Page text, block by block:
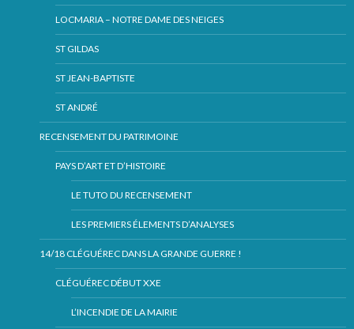
LOCMARIA – NOTRE DAME DES NEIGES
ST GILDAS
ST JEAN-BAPTISTE
ST ANDRÉ
RECENSEMENT DU PATRIMOINE
PAYS D’ART ET D’HISTOIRE
LE TUTO DU RECENSEMENT
LES PREMIERS ÉLEMENTS D’ANALYSES
14/18 CLÉGUÉREC DANS LA GRANDE GUERRE !
CLÉGUÉREC DÉBUT XXE
L’INCENDIE DE LA MAIRIE